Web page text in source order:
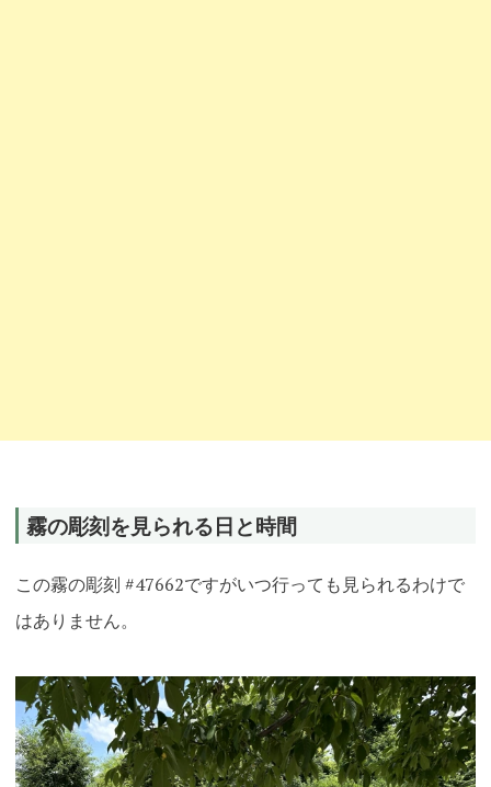
霧の彫刻を見られる日と時間
この霧の彫刻 #47662ですがいつ行っても見られるわけで
はありません。